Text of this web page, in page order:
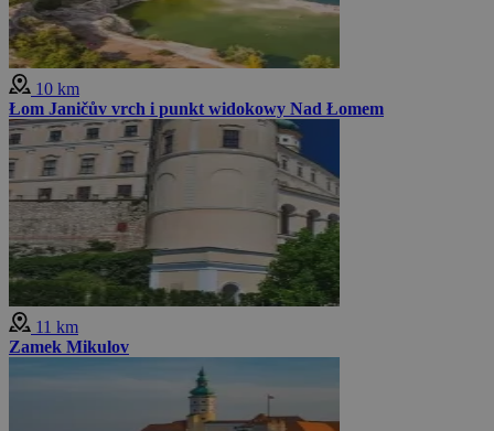
10 km
Łom Janičův vrch i punkt widokowy Nad Łomem
11 km
Zamek Mikulov